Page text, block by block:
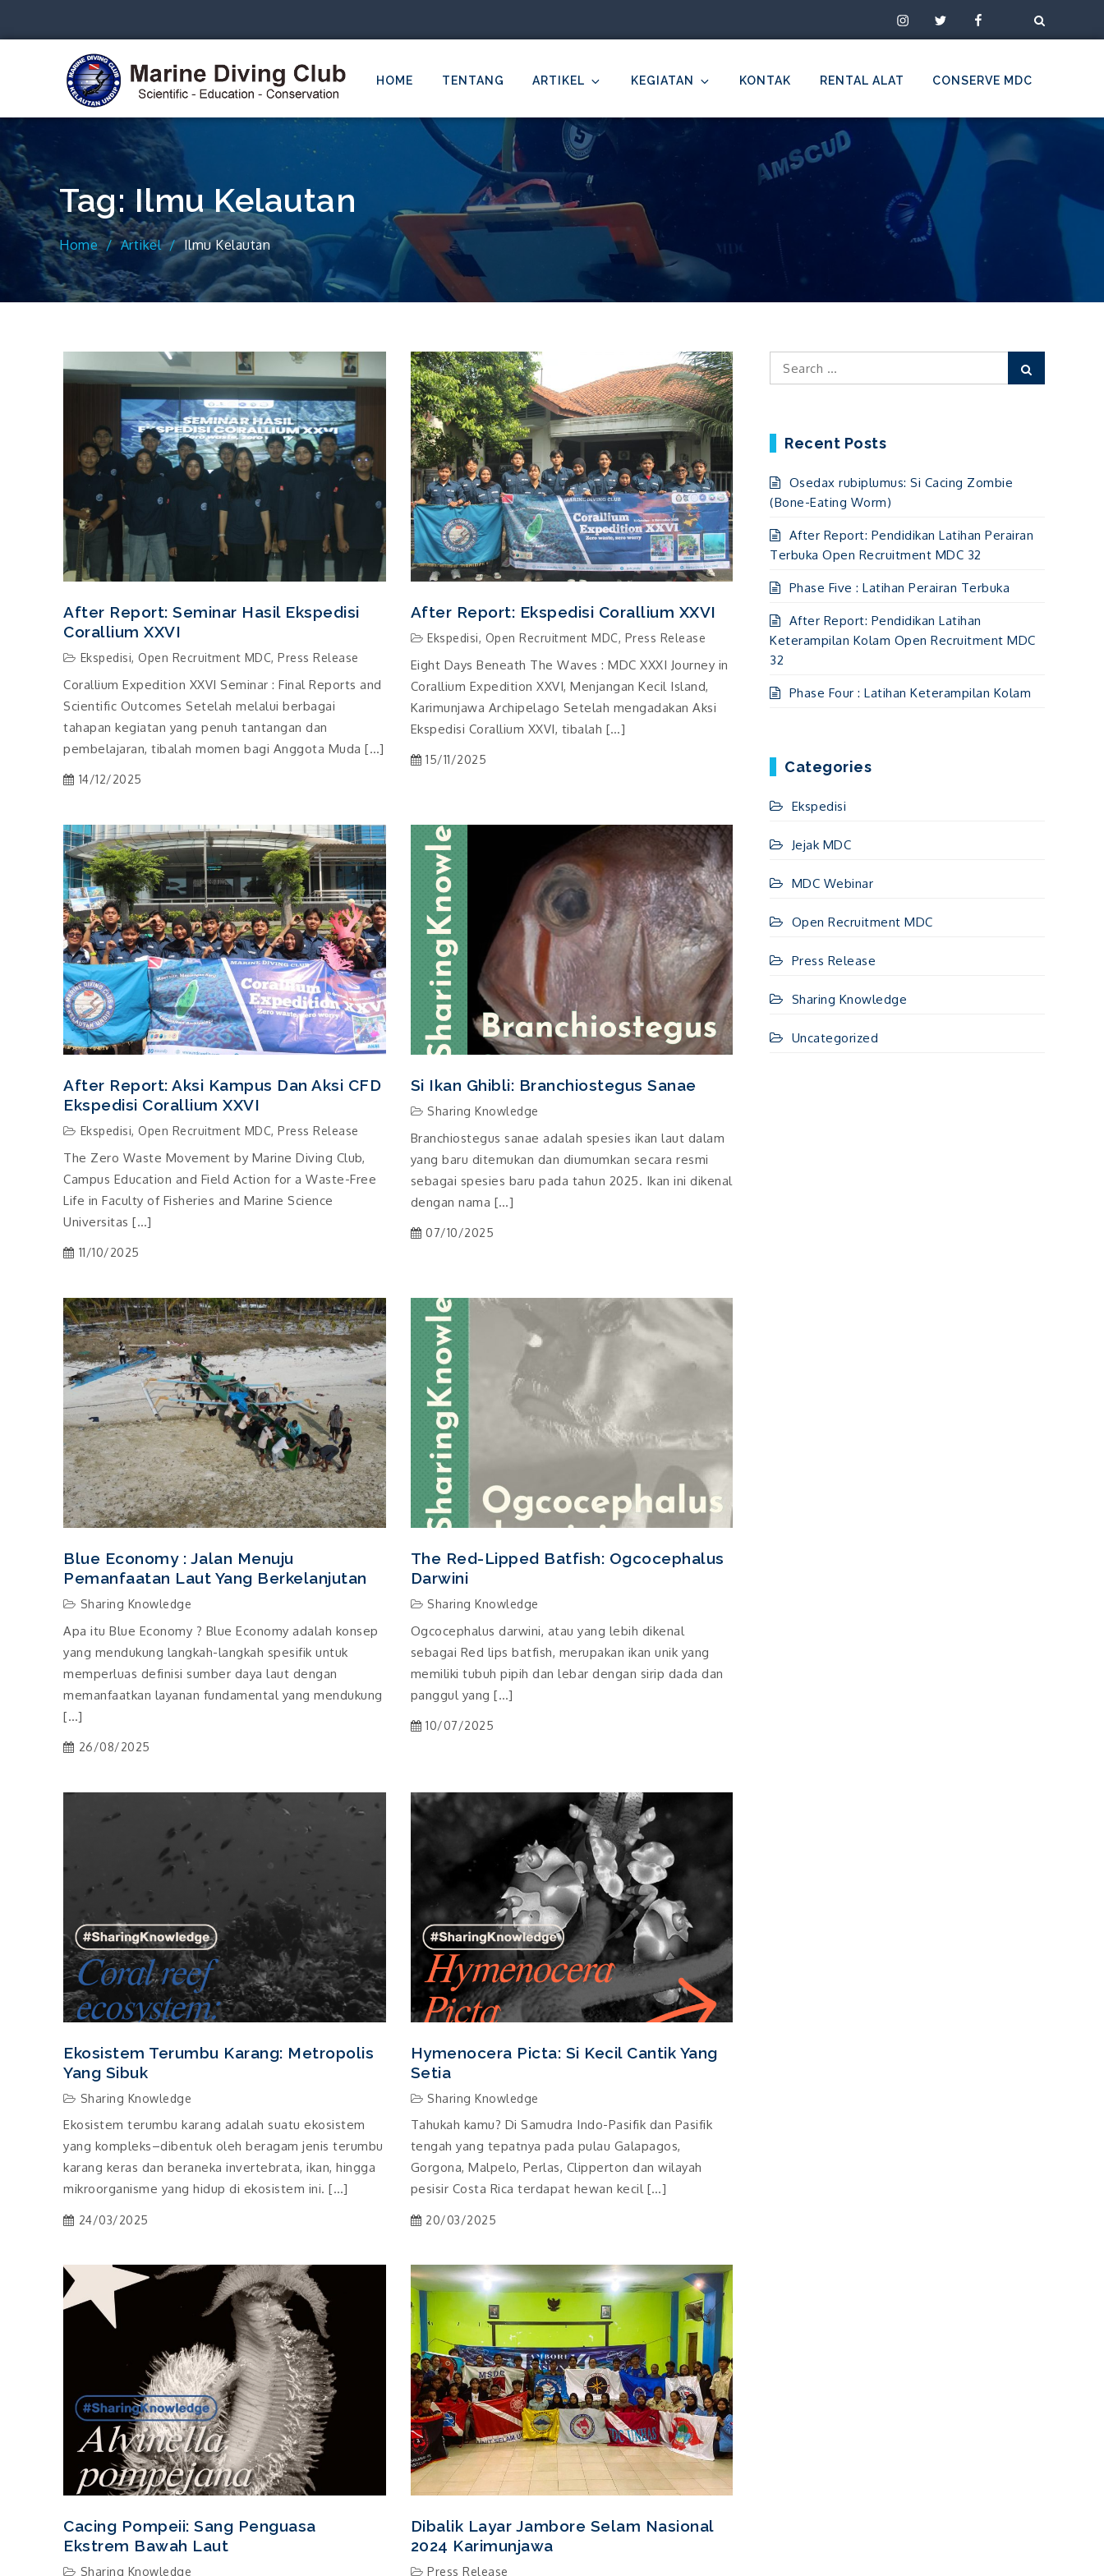
InstagramTwitterFacebookTikTok
MDC Ilmu Kelautan Undip
HOME TENTANG ARTIKEL KEGIATAN KONTAK RENTAL ALAT CONSERVE MDC
Tag: Ilmu Kelautan
Home Artikel Ilmu Kelautan
After Report: Seminar Hasil Ekspedisi
Corallium XXVI
Ekspedisi, Open Recruitment MDC, Press Release
Corallium Expedition XXVI Seminar : Final Reports and
Scientific Outcomes Setelah melalui berbagai
tahapan kegiatan yang penuh tantangan dan
pembelajaran, tibalah momen bagi Anggota Muda […]
14/12/2025
After Report: Ekspedisi Corallium XXVI
Ekspedisi, Open Recruitment MDC, Press Release
Eight Days Beneath The Waves : MDC XXXI Journey in
Corallium Expedition XXVI, Menjangan Kecil Island,
Karimunjawa Archipelago Setelah mengadakan Aksi
Ekspedisi Corallium XXVI, tibalah […]
15/11/2025
After Report: Aksi Kampus Dan Aksi CFD
Ekspedisi Corallium XXVI
Ekspedisi, Open Recruitment MDC, Press Release
The Zero Waste Movement by Marine Diving Club,
Campus Education and Field Action for a Waste-Free
Life in Faculty of Fisheries and Marine Science
Universitas […]
11/10/2025
Si Ikan Ghibli: Branchiostegus Sanae
Sharing Knowledge
Branchiostegus sanae adalah spesies ikan laut dalam
yang baru ditemukan dan diumumkan secara resmi
sebagai spesies baru pada tahun 2025. Ikan ini dikenal
dengan nama […]
07/10/2025
Blue Economy : Jalan Menuju
Pemanfaatan Laut Yang Berkelanjutan
Sharing Knowledge
Apa itu Blue Economy ? Blue Economy adalah konsep
yang mendukung langkah-langkah spesifik untuk
memperluas definisi sumber daya laut dengan
memanfaatkan layanan fundamental yang mendukung
[…]
26/08/2025
The Red-Lipped Batfish: Ogcocephalus
Darwini
Sharing Knowledge
Ogcocephalus darwini, atau yang lebih dikenal
sebagai Red lips batfish, merupakan ikan unik yang
memiliki tubuh pipih dan lebar dengan sirip dada dan
panggul yang […]
10/07/2025
Ekosistem Terumbu Karang: Metropolis
Yang Sibuk
Sharing Knowledge
Ekosistem terumbu karang adalah suatu ekosistem
yang kompleks–dibentuk oleh beragam jenis terumbu
karang keras dan beraneka invertebrata, ikan, hingga
mikroorganisme yang hidup di ekosistem ini. […]
24/03/2025
Hymenocera Picta: Si Kecil Cantik Yang
Setia
Sharing Knowledge
Tahukah kamu? Di Samudra Indo-Pasifik dan Pasifik
tengah yang tepatnya pada pulau Galapagos,
Gorgona, Malpelo, Perlas, Clipperton dan wilayah
pesisir Costa Rica terdapat hewan kecil […]
20/03/2025
Cacing Pompeii: Sang Penguasa
Ekstrem Bawah Laut
Sharing Knowledge
Dibalik Layar Jambore Selam Nasional
2024 Karimunjawa
Press Release
Search
for:
Recent Posts
Osedax rubiplumus: Si Cacing Zombie
(Bone-Eating Worm)
After Report: Pendidikan Latihan Perairan
Terbuka Open Recruitment MDC 32
Phase Five : Latihan Perairan Terbuka
After Report: Pendidikan Latihan
Keterampilan Kolam Open Recruitment MDC
32
Phase Four : Latihan Keterampilan Kolam
Categories
Ekspedisi
Jejak MDC
MDC Webinar
Open Recruitment MDC
Press Release
Sharing Knowledge
Uncategorized